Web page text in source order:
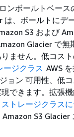
ンボールトベー
、ボールトにデ
S3 および
Glacier で
ません。低コス
ージクラス AWS
ョン 可用性、低
できます。拡張機
トレージクラス
Amazon S3